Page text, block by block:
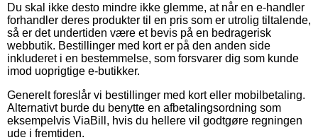
Du skal ikke desto mindre ikke glemme, at når en e-handler
forhandler deres produkter til en pris som er utrolig tiltalende,
så er det undertiden være et bevis på en bedragerisk
webbutik. Bestillinger med kort er på den anden side
inkluderet i en bestemmelse, som forsvarer dig som kunde
imod uoprigtige e-butikker.
Generelt foreslår vi bestillinger med kort eller mobilbetaling.
Alternativt burde du benytte en afbetalingsordning som
eksempelvis ViaBill, hvis du hellere vil godtgøre regningen
ude i fremtiden.